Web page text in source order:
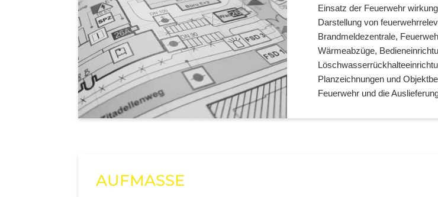
Einsatz der Feuerwehr
Darstellung von
Brandmeldezentrale,
Wärmeabzüge,
Planzeichnungen und
Feuerwehr und die
AUFMASSE